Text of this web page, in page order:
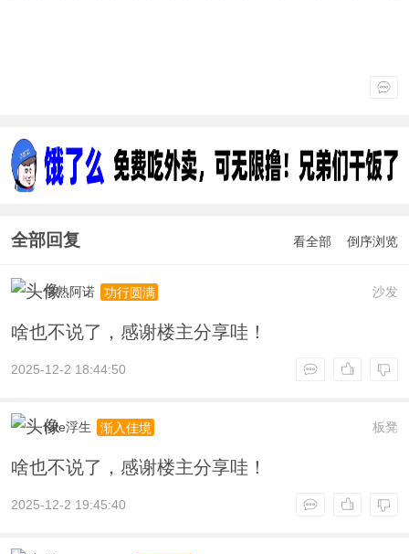
全部回复 看全部 倒序浏览
沙发
常熟阿诺 功行圆满
啥也不说了，感谢楼主分享哇！
2025-12-2 18:44:50
板凳
Kite浮生 渐入佳境
啥也不说了，感谢楼主分享哇！
2025-12-2 19:45:40